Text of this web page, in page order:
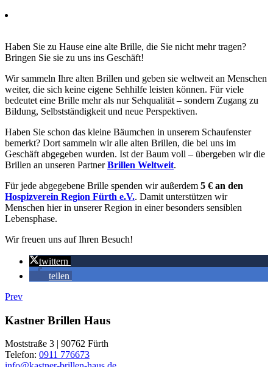
Haben Sie zu Hause eine alte Brille, die Sie nicht mehr tragen?
Bringen Sie sie zu uns ins Geschäft!
Wir sammeln Ihre alten Brillen und geben sie weltweit an Menschen
weiter, die sich keine eigene Sehhilfe leisten können. Für viele
bedeutet eine Brille mehr als nur Sehqualität – sondern Zugang zu
Bildung, Selbstständigkeit und neue Perspektiven.
Haben Sie schon das kleine Bäumchen in unserem Schaufenster
bemerkt? Dort sammeln wir alle alten Brillen, die bei uns im
Geschäft abgegeben wurden. Ist der Baum voll – übergeben wir die
Brillen an unseren PartnerBrillen Weltweit.
Für jede abgegebene Brille spenden wir außerdem 5 € an den
Hospizverein Region Fürth e.V.. Damit unterstützen wir
Menschen hier in unserer Region in einer besonders sensiblen
Lebensphase.
Wir freuen uns auf Ihren Besuch!
twittern
teilen
Prev
Kastner Brillen Haus
Moststraße 3 | 90762 Fürth
Telefon: 0911 776673